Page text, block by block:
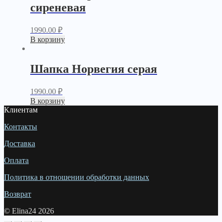
сиреневая
1990.00 ₽
В корзину
Шапка Норвегия серая
1990.00 ₽
В корзину
Клиентам
Контакты
Доставка
Оплата
Политика в отношении обработки данных
Возврат
© Elina24 2026